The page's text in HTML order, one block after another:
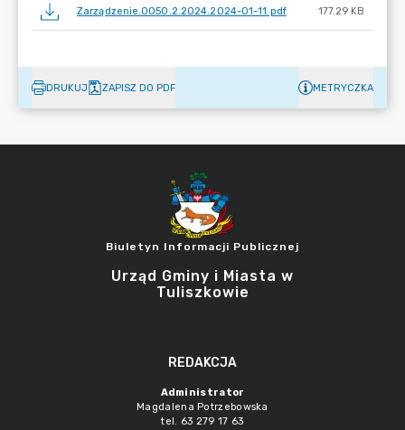
Zarządzenie.0050.2.2024.2024-01-11.pdf 177.29 KB
DRUKUJ ZAPISZ DO PDF METRYCZKA
Biuletyn Informacji Publicznej
Urząd Gminy i Miasta w
Tuliszkowie
REDAKCJA
Administrator
Magdalena Potrzebowska
tel. 63 279 17 63